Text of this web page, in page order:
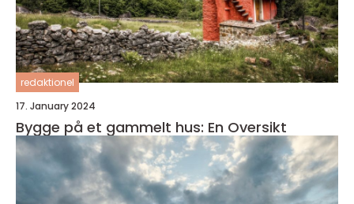
redaktionel
17. January 2024
Bygge på et gammelt hus: En Oversikt